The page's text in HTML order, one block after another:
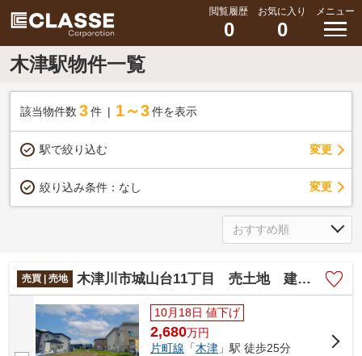
閲覧履歴
0
お気に入り
0
メニュー
木津駅物件一覧
該当物件数 3件 1～3 件を表示
駅で絞り込む 変更
絞り込み条件： なし 変更
売買 | 売地 木津川市城山台11丁目 売土地 建築条件無し
10月18日 値下げ
2,680万円
片町線 「木津 」駅 徒歩25分